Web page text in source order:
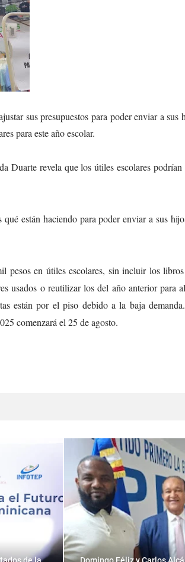
sus presupuestos para poder enviar a sus
para este año escolar.
Duarte revela que los útiles escolares
están haciendo para poder enviar a sus
pesos en útiles escolares, sin incluir los
usados o reutilizar los del año anterior para
están por el piso debido a la baja
comenzará el 25 de agosto.
de la
Domingo Féliz y Carlos